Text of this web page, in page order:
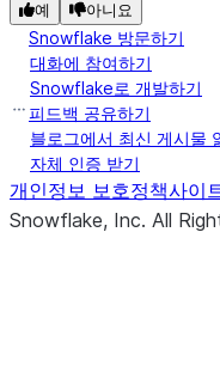
예 아니요
Snowflake 방문하기
대화에 참여하기
Snowflake로 개발하기
피드백 공유하기
블로그에서 최신 게시물
자체 인증 받기
개인정보 보호정책사이
Snowflake, Inc. All